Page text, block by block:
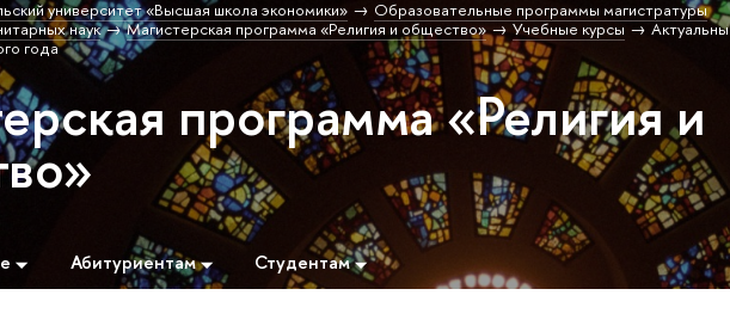
университет «Высшая школа экономики»
Образовательные программы магистратуры
наук Магистерская программа «Религия и общество» Учебные курсы
года
программа «Религия и
Абитуриентам Студентам